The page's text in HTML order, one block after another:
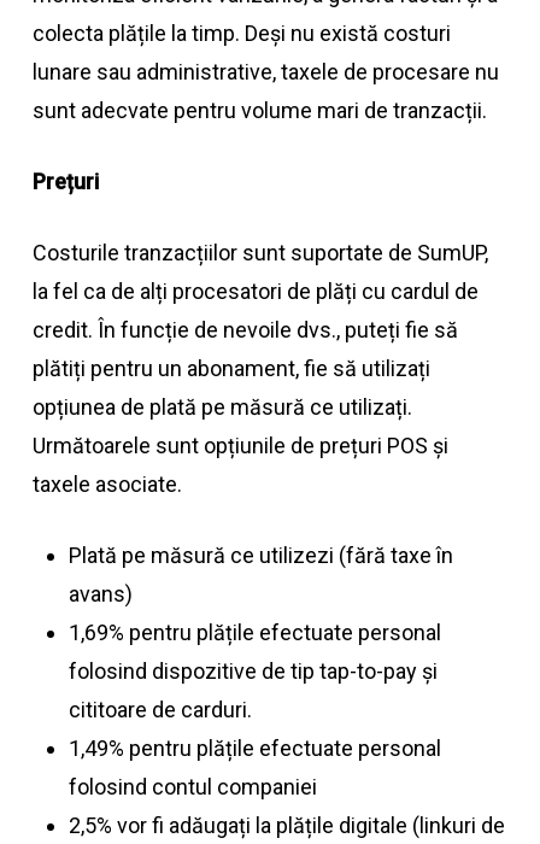
colecta plățile la timp. Deși nu există costuri
lunare sau administrative, taxele de procesare nu
sunt adecvate pentru volume mari de tranzacții.
Prețuri
Costurile tranzacțiilor sunt suportate de SumUP,
la fel ca de alți procesatori de plăți cu cardul de
credit. În funcție de nevoile dvs., puteți fie să
plătiți pentru un abonament, fie să utilizați
opțiunea de plată pe măsură ce utilizați.
Următoarele sunt opțiunile de prețuri POS și
taxele asociate.
Plată pe măsură ce utilizezi (fără taxe în
avans)
1,69% pentru plățile efectuate personal
folosind dispozitive de tip tap-to-pay și
cititoare de carduri.
1,49% pentru plățile efectuate personal
folosind contul companiei
2,5% vor fi adăugați la plățile digitale (linkuri de